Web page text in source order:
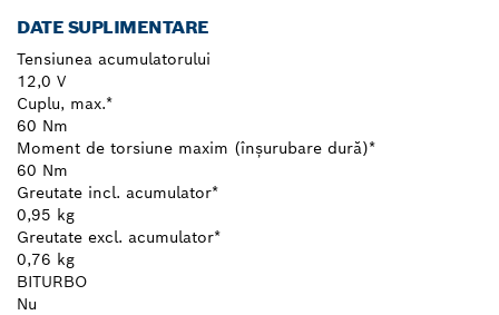
DATE SUPLIMENTARE
Tensiunea acumulatorului
12,0 V
Cuplu, max.*
60 Nm
Moment de torsiune maxim (înşurubare dură)*
60 Nm
Greutate incl. acumulator*
0,95 kg
Greutate excl. acumulator*
0,76 kg
BITURBO
Nu